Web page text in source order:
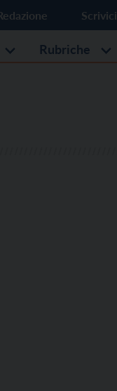
Scrivici
Rubriche